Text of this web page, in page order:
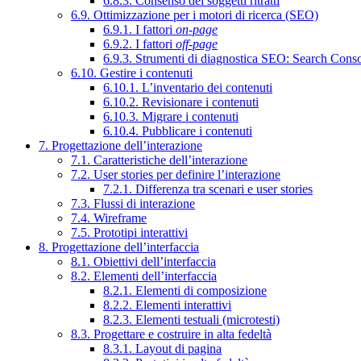
6.9. Ottimizzazione per i motori di ricerca (SEO)
6.9.1. I fattori on-page
6.9.2. I fattori off-page
6.9.3. Strumenti di diagnostica SEO: Search
6.10. Gestire i contenuti
6.10.1. L’inventario dei contenuti
6.10.2. Revisionare i contenuti
6.10.3. Migrare i contenuti
6.10.4. Pubblicare i contenuti
7. Progettazione dell’interazione
7.1. Caratteristiche dell’interazione
7.2. User stories per definire l’interazione
7.2.1. Differenza tra scenari e user stories
7.3. Flussi di interazione
7.4. Wireframe
7.5. Prototipi interattivi
8. Progettazione dell’interfaccia
8.1. Obiettivi dell’interfaccia
8.2. Elementi dell’interfaccia
8.2.1. Elementi di composizione
8.2.2. Elementi interattivi
8.2.3. Elementi testuali (microtesti)
8.3. Progettare e costruire in alta fedeltà
8.3.1. Layout di pagina